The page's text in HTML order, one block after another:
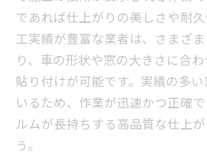
であれば仕上がりの美しさや耐
工実績が豊富な業者は、さまざ
り、車の形状や窓の大きさに合
貼り付けが可能です。実績の多
いるため、作業が迅速かつ正確
ルムが長持ちする高品質な仕上
う。